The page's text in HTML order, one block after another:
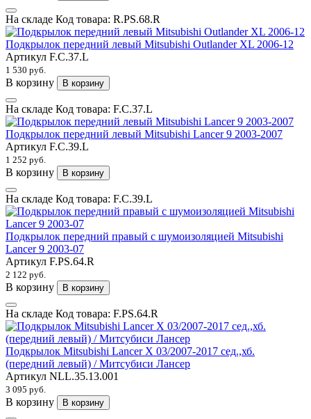
На складе Код товара: R.PS.68.R
Подкрылок передний левый Mitsubishi Outlander XL 2006-12
Артикул F.C.37.L
1 530 руб.
В корзину В корзину
На складе Код товара: F.C.37.L
Подкрылок передний левый Mitsubishi Lancer 9 2003-2007
Артикул F.C.39.L
1 252 руб.
В корзину В корзину
На складе Код товара: F.C.39.L
Подкрылок передний правый с шумоизоляцией Mitsubishi
Lancer 9 2003-07
Артикул F.PS.64.R
2 122 руб.
В корзину В корзину
На складе Код товара: F.PS.64.R
Подкрылок Mitsubishi Lancer X 03/2007-2017 сед.,хб.
(передний левый) / Митсубиси Лансер
Артикул NLL.35.13.001
3 095 руб.
В корзину В корзину